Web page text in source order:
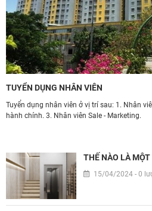
TUYỂN DỤNG NHÂN VIÊN
Tuyển dụng nhân viên ở vị trí sau: 1. Nhân
hành chính. 3. Nhân viên Sale - Marketing.
THẾ NÀO LÀ
15/04/2024 - 0